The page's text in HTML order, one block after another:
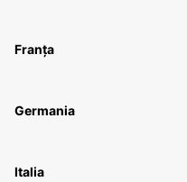
Franța
Germania
Italia